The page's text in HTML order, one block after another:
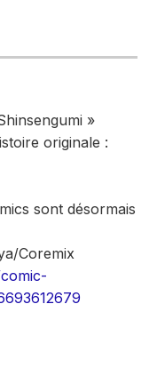
»
originale :
sont désormais
Coremix